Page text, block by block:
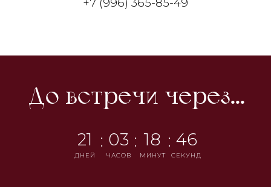
21
ДНЕЙ
: 03
ЧАСОВ
: 18
МИНУТ
: 45
СЕКУНД